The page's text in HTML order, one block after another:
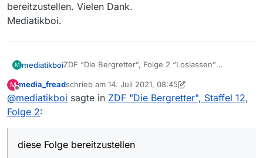
bereitzustellen. Vielen Dank.
Mediatikboi.
M mediatikboiZDF “Die Bergretter”, Folge 2 “Loslassen”
bergretter/loslassen-122.html Ich vermisse diese
Folge auch in MediathekView Web.
Vielleicht findet sich ja eine Möglichkeit, diese
Folge bereitzustellen. Vielen Dank.
M
Offline
media_freadschrieb am 14. Juli 2021, 08:45
zuletzt editiert von media_fread
@mediatikboi sagte in ZDF "Die Bergretter", Staffel 12,
Folge 2:
diese Folge bereitzustellen